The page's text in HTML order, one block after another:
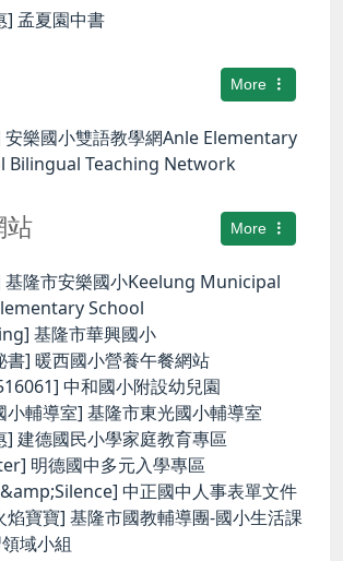
] 孟夏園中書
More
安樂國小雙語教學網Anle Elementary
Bilingual Teaching Network
More
站
基隆市安樂國小Keelung Municipal
School
基隆市華興國小
書] 暖西國小營養午餐網站
中和國小附設幼兒園
小輔導室] 基隆市東光國小輔導室
] 建德國民小學家庭教育專區
明德國中多元入學專區
中正國中人事表單文件
焰寶寶] 基隆市國教輔導團-國小生活課
域小組